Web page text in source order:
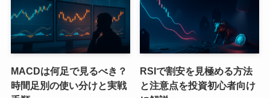
MACDは何足で見るべき？
時間足別の使い分けと実戦
RSIで割安を見極める方法
と注意点を投資初心者向け